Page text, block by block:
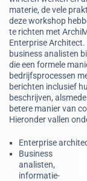
materie, de vele
deze workshop
te richten met
Enterprise
business analisten
die een formele
bedrijfsprocessen
berichten inclusief
beschrijven,
betere manier van
Hieronder vallen
Enterprise
Business
analisten,
informatie-